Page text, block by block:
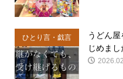
ひとり言・戯言
うどん
じめまし